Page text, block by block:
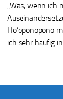
„Was, wenn
Ho’oponopono
ich sehr häufig